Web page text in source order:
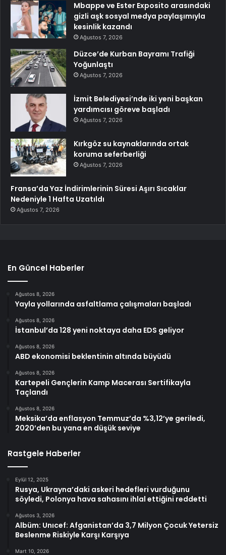
Mbappe ve Ester Exposito arasındaki
gizli aşk sosyal medya paylaşımıyla
kesinlik kazandı
Ağustos 7, 2026
Düzce’de Kurban Bayramı Trafiği
Yoğunlaştı
Ağustos 7, 2026
İzmit Belediyesi’nde iki yeni başkan
yardımcısı göreve başladı
Ağustos 7, 2026
Kırkgöz su kaynaklarında ortak
koruma seferberliği
Ağustos 7, 2026
Fransa’da Yaz İndirimlerinin Süresi Aşırı Sıcaklar
Nedeniyle 1 Hafta Uzatıldı
Ağustos 7, 2026
En Güncel Haberler
Ağustos 8, 2026
Yayla yollarında asfaltlama çalışmaları başladı
Ağustos 8, 2026
İstanbul’da 128 yeni noktaya daha EDS geliyor
Ağustos 8, 2026
ABD ekonomisi beklentinin altında büyüdü
Ağustos 8, 2026
Kartepeli Gençlerin Kamp Macerası Sertifikayla
Taçlandı
Ağustos 8, 2026
Meksika’da enflasyon Temmuz’da %3,12’ye geriledi,
2020’den bu yana en düşük seviye
Rastgele Haberler
Eylül 12, 2025
Rusya, Ukrayna’daki askeri hedefleri vurduğunu
söyledi, Polonya hava sahasını ihlal ettiğini reddetti
Ağustos 3, 2026
Albüm: Unıcef: Afganistan’da 3,7 Milyon Çocuk Yetersiz
Beslenme Riskiyle Karşı Karşıya
Mart 10, 2026